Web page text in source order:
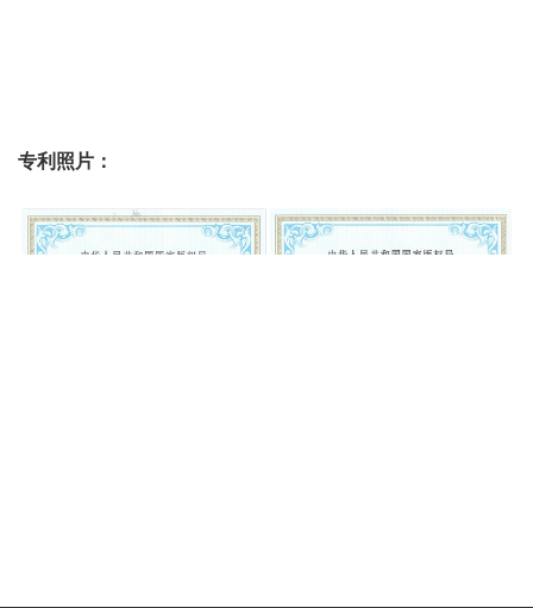
专利照片：